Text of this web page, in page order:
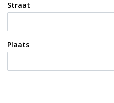
Straat
Plaats